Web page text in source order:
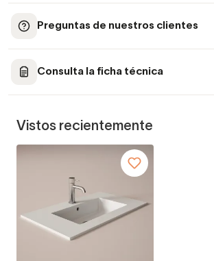
Preguntas de nuestros clientes
Consulta la ficha técnica
Vistos recientemente